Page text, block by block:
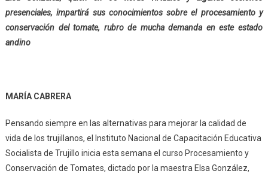
presenciales, impartirá sus conocimientos sobre el procesamiento y
conservación del tomate, rubro de mucha demanda en este estado
andino
MARÍA CABRERA
Pensando siempre en las alternativas para mejorar la calidad de
vida de los trujillanos, el Instituto Nacional de Capacitación Educativa
Socialista de Trujillo inicia esta semana el curso Procesamiento y
Conservación de Tomates, dictado por la maestra Elsa González,